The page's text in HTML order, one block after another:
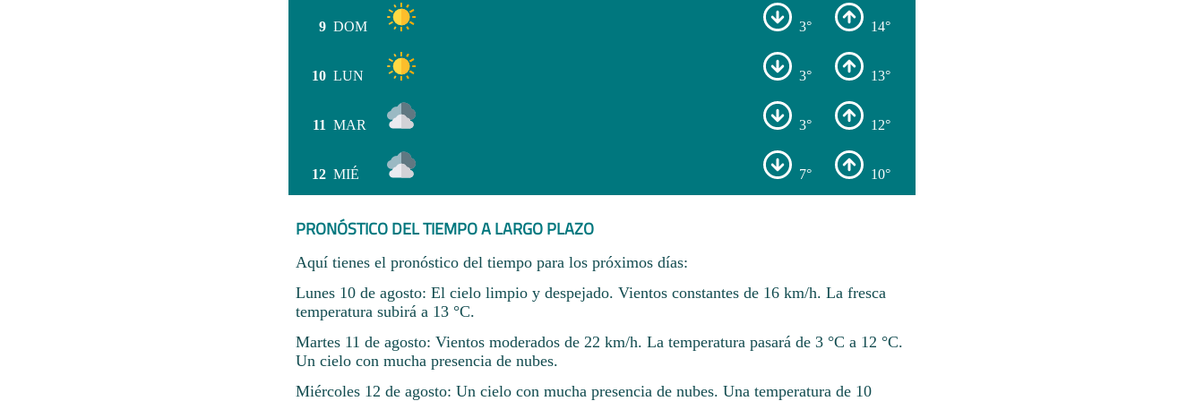
9 DOM 3° 14°
10 LUN 3° 13°
11 MAR 3° 12°
12 MIÉ 7° 10°
PRONÓSTICO DEL TIEMPO A LARGO PLAZO
Aquí tienes el pronóstico del tiempo para los próximos días:
Lunes 10 de agosto: El cielo limpio y despejado. Vientos constantes de 16 km/h. La fresca
temperatura subirá a 13 °C.
Martes 11 de agosto: Vientos moderados de 22 km/h. La temperatura pasará de 3 °C a 12 °C.
Un cielo con mucha presencia de nubes.
Miércoles 12 de agosto: Un cielo con mucha presencia de nubes. Una temperatura de 10